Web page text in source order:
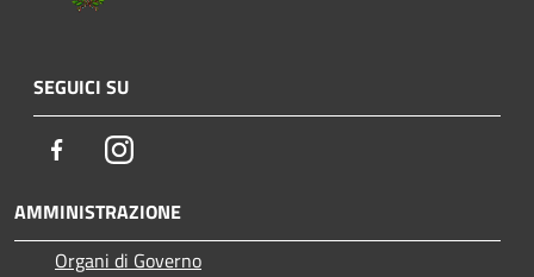
SEGUICI SU
FacebookInstagram
AMMINISTRAZIONE
Organi di Governo